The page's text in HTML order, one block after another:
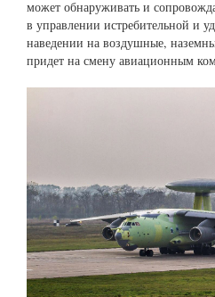
может обнаруживать и
в управлении истребительной и
наведении на воздушные,
придет на смену авиационным